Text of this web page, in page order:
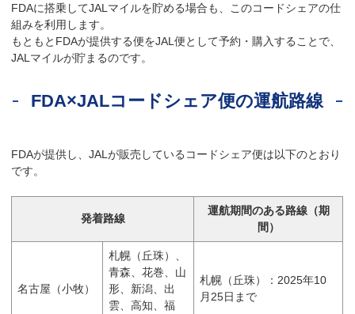
FDAに搭乗してJALマイルを貯める場合も、このコードシェアの仕
組みを利用します。
もともとFDAが提供する便をJAL便として予約・購入することで、
JALマイルが貯まるのです。
FDA×JALコードシェア便の運航路線
FDAが提供し、JALが販売しているコードシェア便は以下のとおり
です。
発着路線
運航期間のある路線（期
間）
名古屋（小牧）
札幌（丘珠）、
青森、花巻、山
形、新潟、出
雲、高知、福
札幌（丘珠）：2025年10
月25日まで